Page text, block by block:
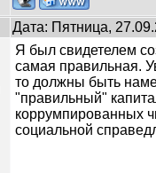
Дата: Пятница,
Я был свидетелем
самая правильная.
то должны быть
"правильный"
коррумпированных
социальной